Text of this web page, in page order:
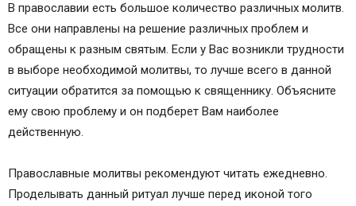
В православии есть большое количество различных молитв.
Все они направлены на решение различных проблем и
обращены к разным святым. Если у Вас возникли трудности
в выборе необходимой молитвы, то лучше всего в данной
ситуации обратится за помощью к священнику. Объясните
ему свою проблему и он подберет Вам наиболее
действенную.
Православные молитвы рекомендуют читать ежедневно.
Проделывать данный ритуал лучше перед иконой того